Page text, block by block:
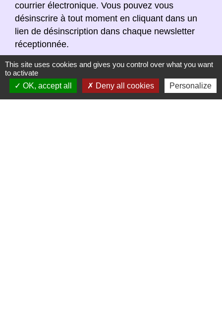
courrier électronique. Vous pouvez vous
désinscrire à tout moment en cliquant dans un
lien de désinscription dans chaque newsletter
réceptionnée.
This site uses cookies and gives you control over what you want
to activate
OK, accept all
Deny all cookies Personalize